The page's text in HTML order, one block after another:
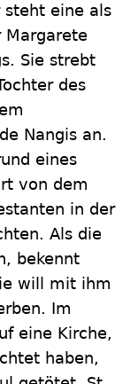
steht eine als
Margarete
Sie strebt
des
Nangis an.
eines
von dem
in der
Als die
bekennt
will mit ihm
Im
eine Kirche,
haben,